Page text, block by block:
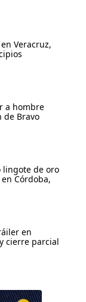
Veracruz,
a hombre
de Bravo
lingote de oro
Córdoba,
en
cierre parcial